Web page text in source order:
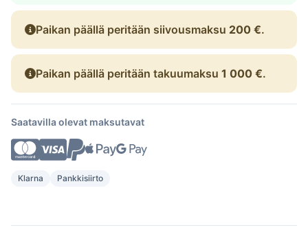
Paikan päällä peritään siivousmaksu 200 €.
Paikan päällä peritään takuumaksu 1 000 €.
Saatavilla olevat maksutavat
Klarna Pankkisiirto